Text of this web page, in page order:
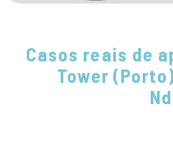
Casos reais de
Tower